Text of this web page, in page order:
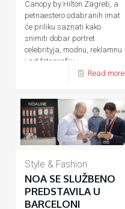
Canopy by Hilton Zagreb, a
petnaestero odabranih imat
će priliku saznati kako
snimiti dobar portret
celebrityja, modnu, reklamnu
i art fotografiju.
Read more
Style & Fashion
NOA SE SLUŽBENO
PREDSTAVILA U
BARCELONI